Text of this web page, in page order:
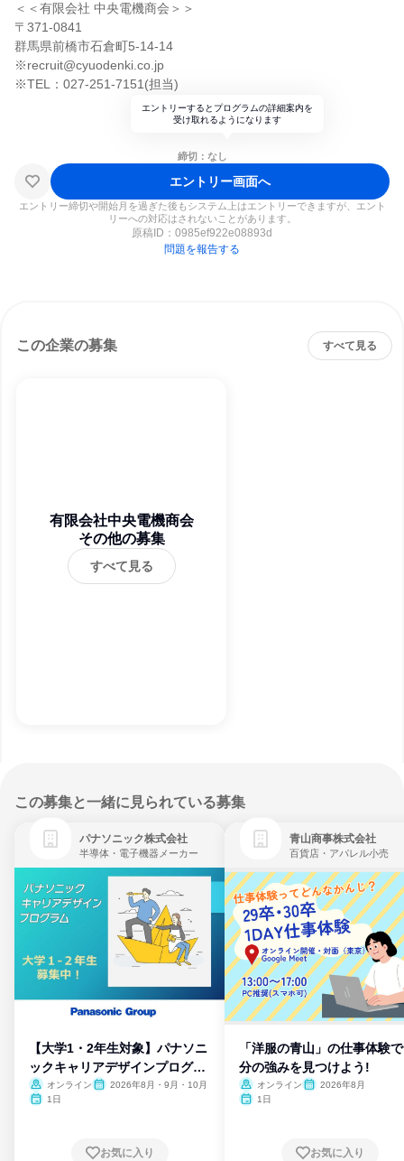
＜＜有限会社 中央電機商会＞＞
〒371-0841
群馬県前橋市石倉町5-14-14
※recruit@cyuodenki.co.jp
※TEL：027-251-7151(担当)
エントリーするとプログラムの詳細案内を
受け取れるようになります
締切：なし
エントリー画面へ
エントリー締切や開始月を過ぎた後もシステム上はエントリーできますが、エント
リーへの対応はされないことがあります。
原稿ID： 0985ef922e08893d
問題を報告する
この企業の募集 すべて見る
有限会社中央電機商会
その他の募集
すべて見る
この募集と一緒に見られている募集
パナソニック株式会社
半導体・電子機器メーカー
【大学1・2年生対象】パナソニ
ックキャリアデザインプログラ
ム
オンライン
2026年8月・9月・10月
1日
お気に入り
青山商事株式会社
百貨店・アパレル小売
「洋服の青山」の仕事体験
分の強みを見つけよう!
オンライン
2026年8月
1日
お気に入り